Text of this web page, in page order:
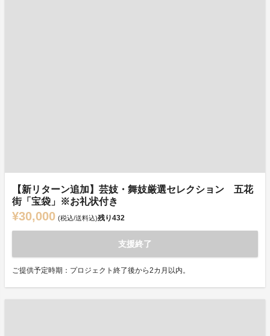
【新リターン追加】芸妓・舞妓厳選セレクション 五花
街「宝袋」※お礼状付き
¥30,000 (税込/送料込)残り432
支援終了
ご提供予定時期：プロジェクト終了後から2カ月以内。